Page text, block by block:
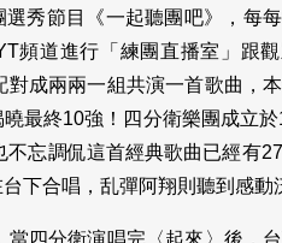
秀節目《一起聽團吧》，每
頻道進行「練團直播室」跟觀
對成兩兩一組共演一首歌曲，
最終10強！四分衛樂團成立
忘調侃這首經典歌曲已經有
下合唱，乱彈阿翔則聽到感動
四分衛演唱完〈起來〉後，